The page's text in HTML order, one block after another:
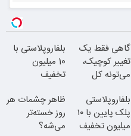
گاهی فقط یک
تغییر کوچیک،
می‌تونه کل
کنه
بلفاروپلاستی با
10 میلیون
تخفیف
بلفاروپلاستی
پلک پایین با ۱۰
میلیون تخفیف
ظاهر چشمات هر
روز خسته‌تر
می‌شه؟